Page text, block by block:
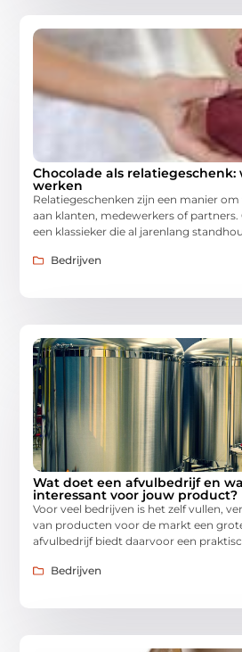
Chocolade als
werken
Relatiegeschenken zijn een manier
aan klanten, medewerkers of partners.
een klassieker die al jarenlang
Bedrijven
Wat doet een afvulbedrijf en
interessant voor jouw product?
Voor veel bedrijven is het zelf vullen,
van producten voor de markt een
afvulbedrijf biedt daarvoor een
Bedrijven